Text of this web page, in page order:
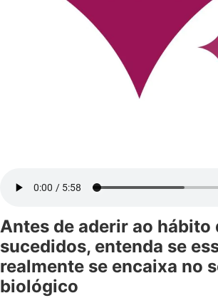
Antes de aderir ao hábito
sucedidos, entenda se
realmente se encaixa no
biológico